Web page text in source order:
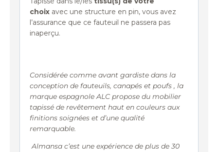
choix avec une structure en pin, vous avez
l’assurance que ce fauteuil ne passera pas
inaperçu.
Considérée comme avant gardiste dans la
conception de fauteuils, canapés et poufs , la
marque espagnole ALC propose du mobilier
tapissé de revêtement haut en couleurs aux
finitions soignées et d’une qualité
remarquable.
Almansa c’est une expérience de plus de 30